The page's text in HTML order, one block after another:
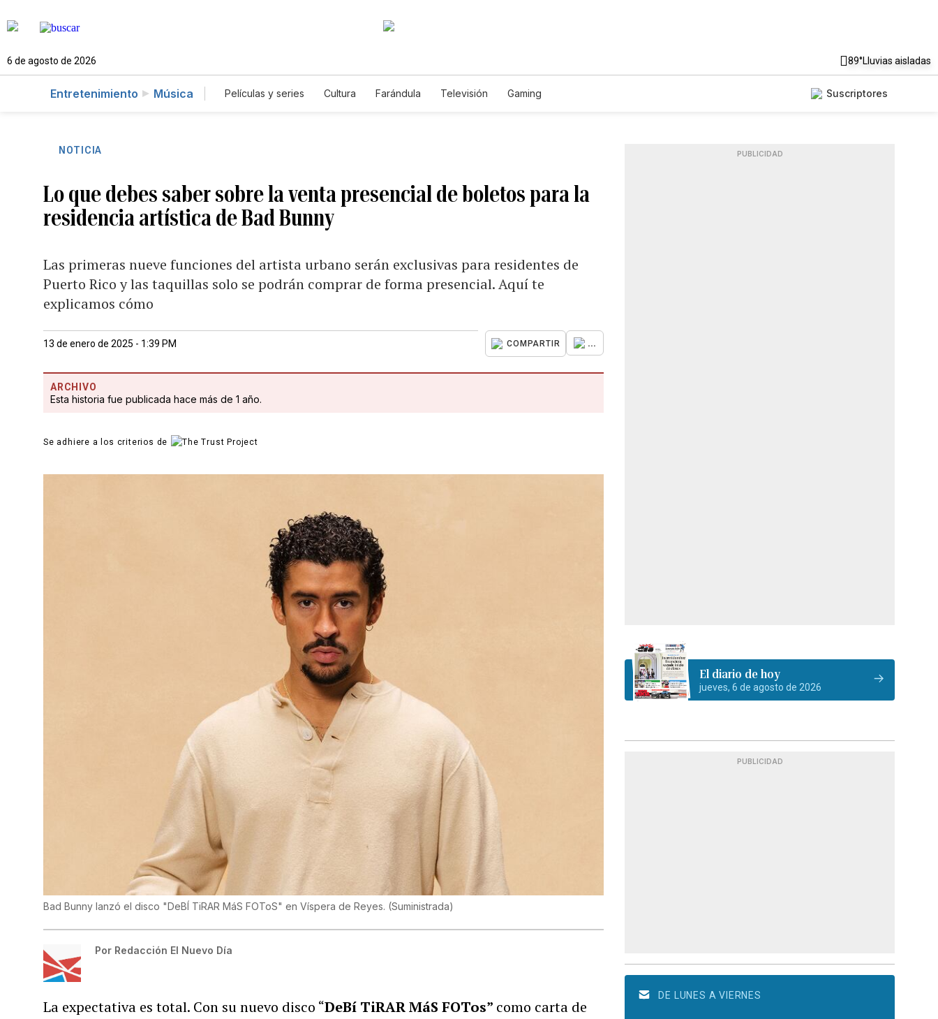
6 de agosto de 2026 89°Lluvias aisladas
Entretenimiento Música Películas y series Cultura Farándula Televisión Gaming Suscriptores
NOTICIA
Lo que debes saber sobre la venta presencial de boletos para la
residencia artística de Bad Bunny
Las primeras nueve funciones del artista urbano serán exclusivas para residentes de
Puerto Rico y las taquillas solo se podrán comprar de forma presencial. Aquí te
explicamos cómo
13 de enero de 2025 - 1:39 PM COMPARTIR ...
ARCHIVO
Esta historia fue publicada hace más de 1 año.
Se adhiere a los criterios de
Bad Bunny lanzó el disco "DeBÍ TiRAR MáS FOToS" en Víspera de Reyes. (Suministrada)
Por Redacción El Nuevo Día
La expectativa es total. Con su nuevo disco “DeBí TiRAR MáS FOTos” como carta de
PUBLICIDAD
El diario de hoy
jueves, 6 de agosto de 2026
PUBLICIDAD
DE LUNES A VIERNES